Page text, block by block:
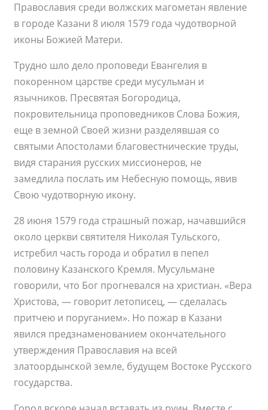
Православия среди волжских магометан явление
в городе Казани 8 июля 1579 года чудотворной
иконы Божией Матери.
Трудно шло дело проповеди Евангелия в
покоренном царстве среди мусульман и
язычников. Пресвятая Богородица,
покровительница проповедников Слова Божия,
еще в земной Своей жизни разделявшая со
святыми Апостолами благовестнические труды,
видя старания русских миссионеров, не
замедлила послать им Небесную помощь, явив
Свою чудотворную икону.
28 июня 1579 года страшный пожар, начавшийся
около церкви святителя Николая Тульского,
истребил часть города и обратил в пепел
половину Казанского Кремля. Мусульмане
говорили, что Бог прогневался на христиан. «Вера
Христова, — говорит летописец, — сделалась
притчею и поруганием». Но пожар в Казани
явился предзнаменованием окончательного
утверждения Православия на всей
златоордынской земле, будущем Востоке Русского
государства.